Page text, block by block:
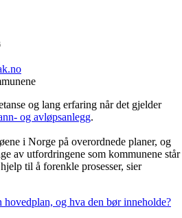
og lang erfaring når det gjelder
og avløpsanlegg.
i Norge på overordnede planer, og
av utfordringene som kommunene står
til å forenkle prosesser, sier
og hva den bør inneholde?